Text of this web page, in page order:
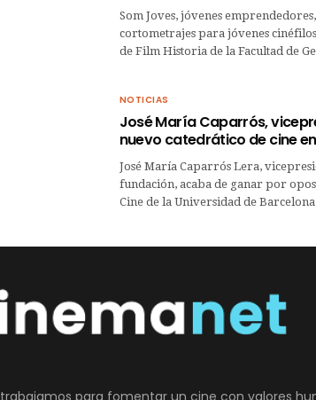
Som Joves, jóvenes
cortometrajes para jóvenes
de Film Historia de la Facultad de
NOTICIAS
José María Caparrós,
nuevo catedrático de cine en
José María Caparrós Lera,
fundación, acaba de ganar por
Cine de la Universidad de